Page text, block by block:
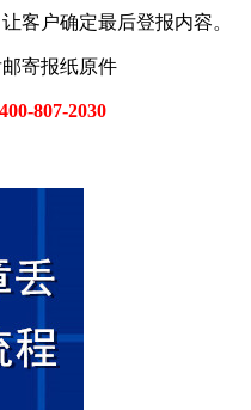
客户确定最后登报内容。
寄报纸原件
807-2030